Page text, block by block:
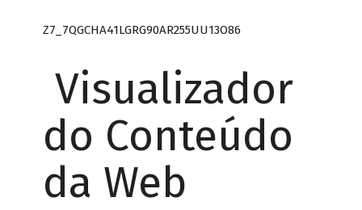
Z7_7QGCHA41LGRG90AR255UU13O86
Visualizador
do Conteúdo
da Web